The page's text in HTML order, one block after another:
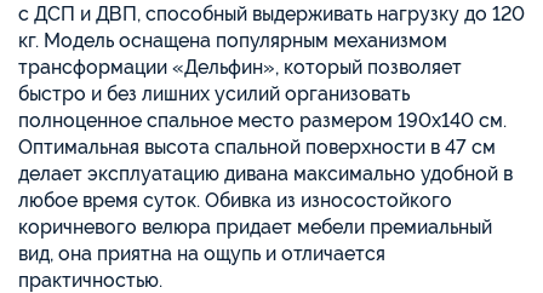
с ДСП и ДВП, способный выдерживать нагрузку до 120
кг. Модель оснащена популярным механизмом
трансформации «Дельфин», который позволяет
быстро и без лишних усилий организовать
полноценное спальное место размером 190х140 см.
Оптимальная высота спальной поверхности в 47 см
делает эксплуатацию дивана максимально удобной в
любое время суток. Обивка из износостойкого
коричневого велюра придает мебели премиальный
вид, она приятна на ощупь и отличается
практичностью.